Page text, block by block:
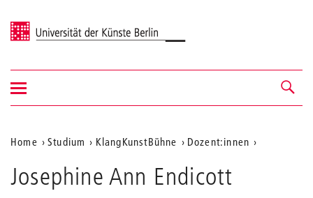
Universität der Künste Berlin
Navigation &
Suche
Navigation
ein-/ausblenden
Aktuelle
Position
auf
Home Studium KlangKunstBühne Dozent:innen
Josephine Ann Endicott